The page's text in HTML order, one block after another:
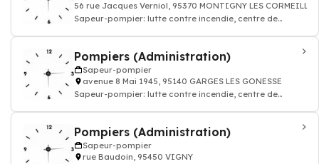
56 rue Jacques Verniol, 95370 MONTIGNY LES CORMEILLES
Sapeur-pompier: lutte contre incendie, centre de
Pompiers (Administration)
Sapeur-pompier
avenue 8 Mai 1945, 95140 GARGES LES GONESSE
Sapeur-pompier: lutte contre incendie, centre de
Pompiers (Administration)
Sapeur-pompier
rue Baudoin, 95450 VIGNY